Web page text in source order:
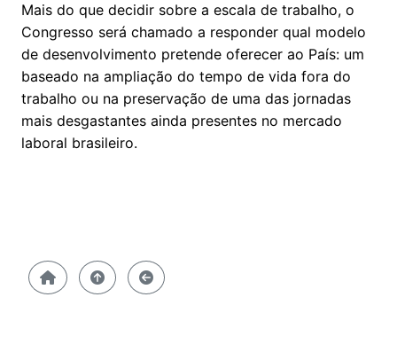
Mais do que decidir sobre a escala de trabalho, o
Congresso será chamado a responder qual modelo
de desenvolvimento pretende oferecer ao País: um
baseado na ampliação do tempo de vida fora do
trabalho ou na preservação de uma das jornadas
mais desgastantes ainda presentes no mercado
laboral brasileiro.